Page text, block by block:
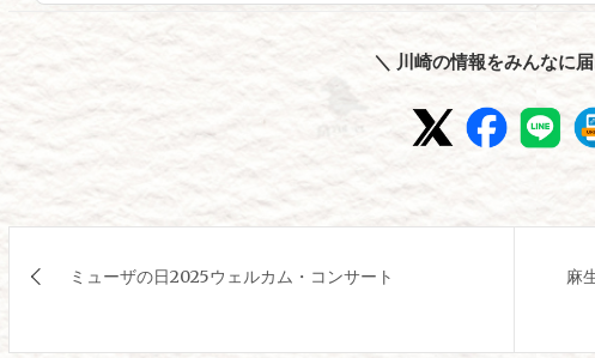
＼ 川崎の情報をみんなに
稿
ナ
ミューザの日2025ウェルカム・コンサート
麻